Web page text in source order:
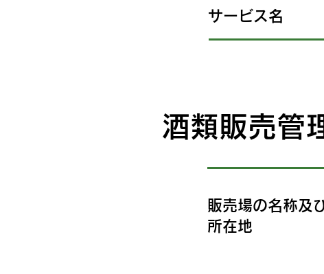
​サービス名
酒類販売管
販売場の名称及
所在地